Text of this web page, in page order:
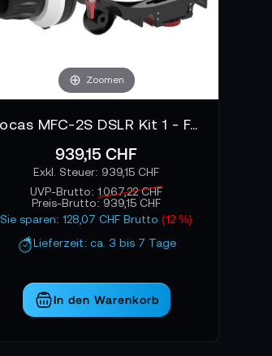
Zoomen
Vocas MFC-2S DSLR Kit 1 - Follow Focus
939,15 CHF
939,15 CHF
UVP-Brutto:1.067,22 CHF
Preis-Brutto:939,15 CHF
Sie sparen: 128,07 CHF Brutto(12 %)
Lieferzeit: ca. 3 bis 7 Tage
In den Warenkorb